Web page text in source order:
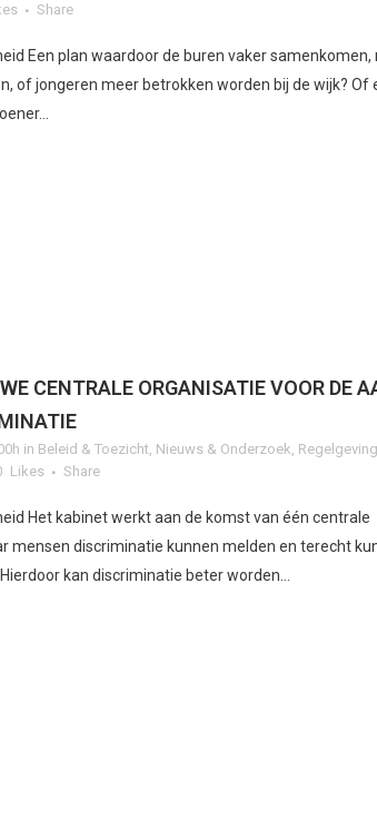
Share
Een plan waardoor de buren vaker samenkomen,
of jongeren meer betrokken worden bij de wijk? Of
CENTRALE ORGANISATIE VOOR DE
in Beleid & Toezicht, Nieuws & Onderzoek,
Likes Share
Het kabinet werkt aan de komst van één centrale
mensen discriminatie kunnen melden en terecht
kan discriminatie beter worden...